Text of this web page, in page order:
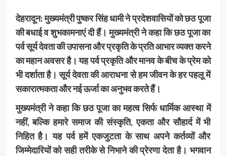
देहरादून:मुख्यमंत्री पुष्कर सिंह धामी ने प्रदेशवासियों को छठ पूजा
की बधाई व शुभकामनाएं दी हैं। मुख्यमंत्री ने कहा कि छठ पूजा का
पर्व सूर्य देवता की उपासना और प्रकृति के प्रति आभार व्यक्त करने
का महान अवसर है। यह पर्व प्रकृति और मानव के बीच के प्रेम को
भी दर्शाता है। सूर्य देवता की आराधना से हम जीवन के हर पहलू में
सकारात्मकता और नई ऊर्जा का अनुभव करते हैं।
मुख्यमंत्री ने कहा कि छठ पूजा का महत्व सिर्फ धार्मिक आस्था में
नहीं, बल्कि हमारे समाज की संस्कृति, एकता और सौहार्द में भी
निहित है। यह पर्व हमें एकजुटता के साथ अपने कर्तव्यों और
जिम्मेदारियों को सही तरीके से निभाने की प्रेरणा देता है। भगवान